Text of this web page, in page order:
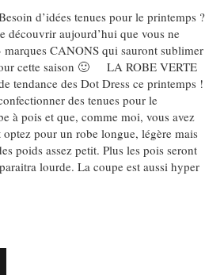
d’idées tenues pour le printemps ?
découvrir aujourd’hui que vous ne
marques CANONS qui sauront sublimer
cette saison 🙂 LA ROBE VERTE
tendance des Dot Dress ce printemps !
des tenues pour le
à pois et que, comme moi, vous avez
pour un robe longue, légère mais
poids assez petit. Plus les pois seront
lourde. La coupe est aussi hyper